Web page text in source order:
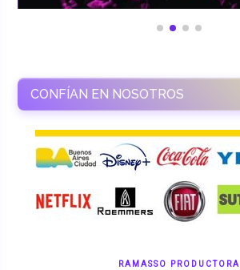
CONFÍAN EN NOSOTROS
RAMASSO PRODUCTORA